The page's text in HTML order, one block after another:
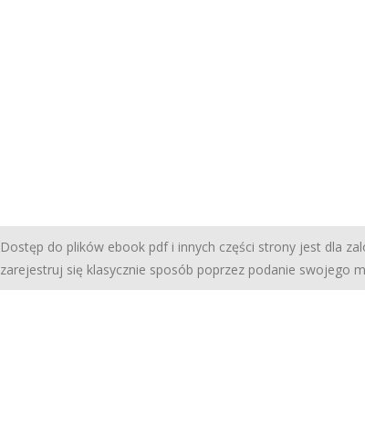
Dostęp do plików ebook pdf i innych części strony jest dla
zarejestruj się klasycznie sposób poprzez podanie swojego